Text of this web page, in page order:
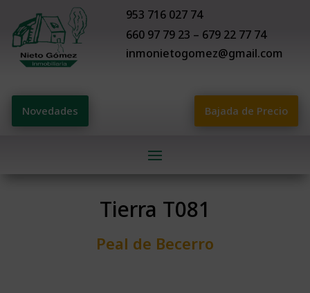
953 716 027 74
660 97 79 23 – 679 22 77 74
inmonietogomez@gmail.com
Novedades Bajada de Precio
Tierra T081
Peal de Becerro